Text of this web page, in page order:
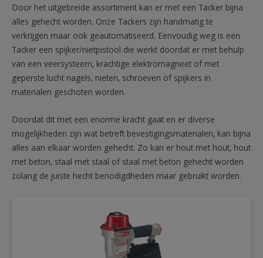
Door het uitgebreide assortiment kan er met een Tacker bijna
alles gehecht worden. Onze Tackers zijn handmatig te
verkrijgen maar ook geautomatiseerd. Eenvoudig weg is een
Tacker een spijker/nietpistool die werkt doordat er met behulp
van een veersysteem, krachtige elektromagneet of met
geperste lucht nagels, nieten, schroeven of spijkers in
materialen geschoten worden.
Doordat dit met een enorme kracht gaat en er diverse
mogelijkheden zijn wat betreft bevestigingsmaterialen, kan bijna
alles aan elkaar worden gehecht. Zo kan er hout met hout, hout
met beton, staal met staal of staal met beton gehecht worden
zolang de juiste hecht benodigdheden maar gebruikt worden.